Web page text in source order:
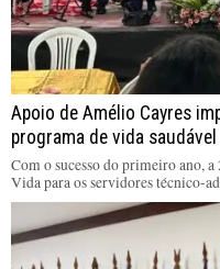
Apoio de Amélio Cayres
programa de vida
Com o sucesso do primeiro ano,
Vida para os servidores técnico-